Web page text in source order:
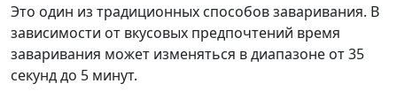
Это один из традиционных способов заваривания. В
зависимости от вкусовых предпочтений время
заваривания может изменяться в диапазоне от 35
секунд до 5 минут.